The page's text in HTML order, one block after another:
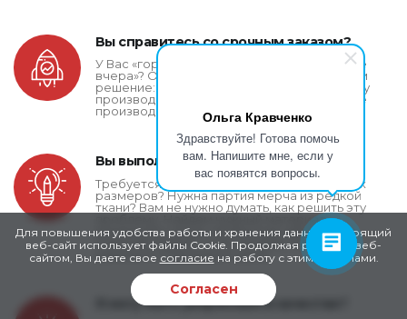
Ольга Кравченко
Здравствуйте! Готова помочь
вам. Напишите мне, если у
вас появятся вопросы.
Вы справитесь со срочным заказом?
У Вас «горят» сроки? Мерч нужен был «еще
вчера»? Обозначьте проблему и мы найдем
решение: обеспечим сверхурочную работу
производства, подключим дополнительные
производственные мощности.
Вы выполните нестандартный заказ?
Требуется пошив футболок нестандартных
размеров? Нужна партия мерча из редкой
ткани? Вам не нужно думать, как решить эту
проблему. Найдем нужный материал,
реализуем самую необычную идею. У Вас
сложная задача - у нас лучшие технологи
швейного и печатного дела.
Я могу быть уверенным в качестве?
Для повышения удобства работы и хранения данных настоящий
веб-сайт использует файлы Cookie. Продолжая работу с веб-
сайтом, Вы даете свое согласие на работу с этими файлами.
Согласен